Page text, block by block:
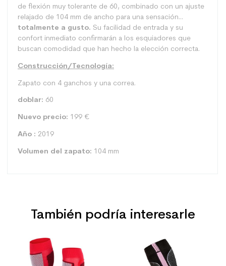
de flexión muy tolerante de 60, combinado con un ajuste
relajado de 104 mm de ancho para una sensación...
totalmente a gusto. Su facilidad de entrada y su
confort inmediato confirmarán a los esquiadores que
buscan comodidad que han hecho la elección correcta.
Construcción/Tecnología:
Zapato con 4 ganchos y una correa.
doblar: 60
Nuevo precio: 199 €
Año : 2019
Volumen del zapato: 104 mm
Polivalente
Usuario
Nivel
También podría interesarle
Precio Precio